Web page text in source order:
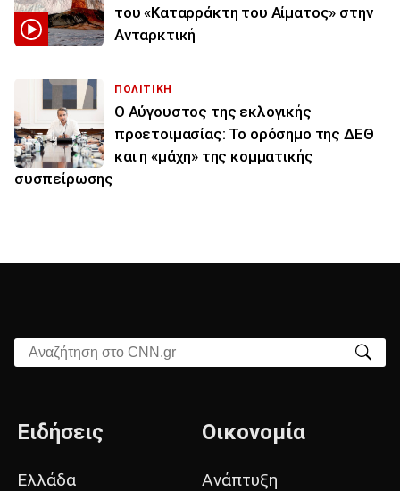
του «Καταρράκτη του Αίματος» στην
Ανταρκτική
ΠΟΛΙΤΙΚΗ
Ο Αύγουστος της εκλογικής
προετοιμασίας: Το ορόσημο της ΔΕΘ
και η «μάχη» της κομματικής
συσπείρωσης
Αναζήτηση στο CNN.gr
Ειδήσεις
Ελλάδα
Οικονομία
Ανάπτυξη